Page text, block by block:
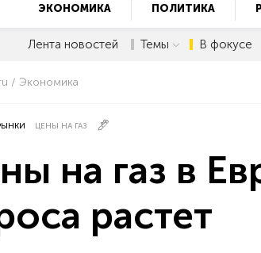
ЭКОНОМИКА ПОЛИТИКА
Лента новостей Темы В фокусе
Экономика
ЦЕНЫ НА ГАЗ
на газ в
растет